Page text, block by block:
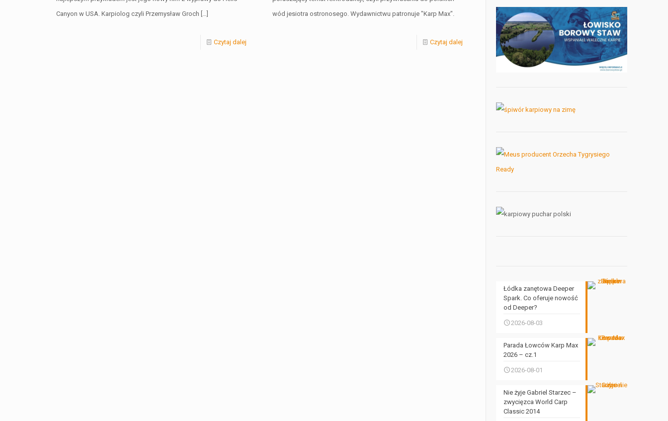
Canyon w USA. Karpiolog czyli Przemysław Groch […]
Czytaj dalej
wód jesiotra ostronosego. Wydawnictwu patronuje "Karp Max".
Czytaj dalej
Łódka zanętowa Deeper
Spark. Co oferuje nowość
od Deeper?
2026-08-03
Parada Łowców Karp Max
2026 – cz.1
2026-08-01
Nie żyje Gabriel Starzec –
zwycięzca World Carp
Classic 2014